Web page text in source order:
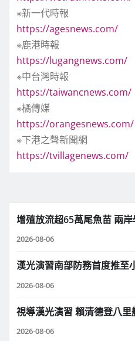
※新一代時報
https://agesnews.com/
※鹿港時報
https://lugangnews.com/
※中台灣時報
https://taiwancnews.com/
※橘傳媒
https://orangesnews.com/
※下港之聲新聞網
https://tvillagenews.com/
增殖放流超65萬尾魚苗 兩
2026-08-06
漢光演習南部防務首度推至
2026-08-06
視導漢光演習 賴清德登八
2026-08-06